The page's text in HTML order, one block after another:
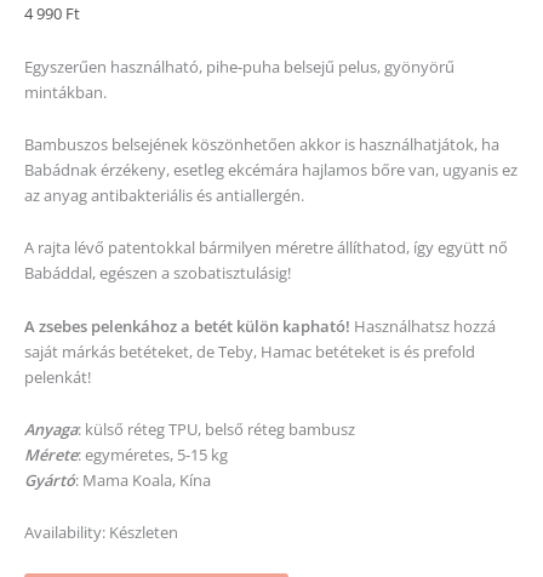
4 990 Ft
Egyszerűen használható, pihe-puha belsejű pelus, gyönyörű
mintákban.
Bambuszos belsejének köszönhetően akkor is használhatjátok, ha
Babádnak érzékeny, esetleg ekcémára hajlamos bőre van, ugyanis ez
az anyag antibakteriális és antiallergén.
A rajta lévő patentokkal bármilyen méretre állíthatod, így együtt nő
Babáddal, egészen a szobatisztulásig!
A zsebes pelenkához a betét külön kapható! Használhatsz hozzá
saját márkás betéteket, de Teby, Hamac betéteket is és prefold
pelenkát!
Anyaga: külső réteg TPU, belső réteg bambusz
Mérete: egyméretes, 5-15 kg
Gyártó: Mama Koala, Kína
Availability: Készleten